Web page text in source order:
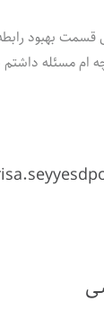
بهبود
مسئله داشتم